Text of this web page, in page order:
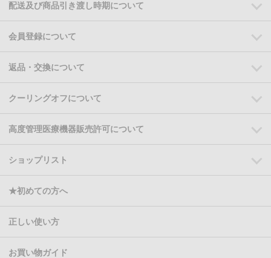
配送及び商品引き渡し時期について
会員登録について
返品・交換について
クーリングオフについて
高度管理医療機器販売許可について
ショップリスト
★初めての方へ
正しい使い方
お買い物ガイド